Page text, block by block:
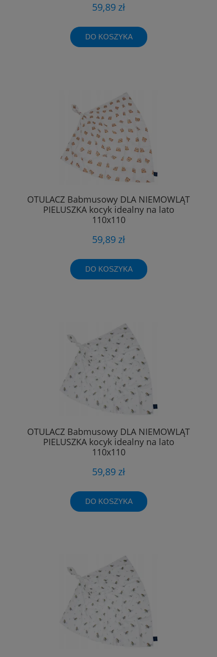
59,89 zł
DO KOSZYKA
OTULACZ Babmusowy DLA NIEMOWLĄT
PIELUSZKA kocyk idealny na lato
110x110
59,89 zł
DO KOSZYKA
OTULACZ Babmusowy DLA NIEMOWLĄT
PIELUSZKA kocyk idealny na lato
110x110
59,89 zł
DO KOSZYKA